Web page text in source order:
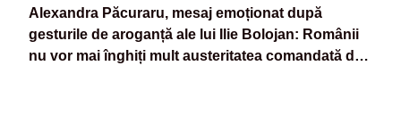
Alexandra Păcuraru, mesaj emoționat după
gesturile de aroganță ale lui Ilie Bolojan: Românii
nu vor mai înghiți mult austeritatea comandată de